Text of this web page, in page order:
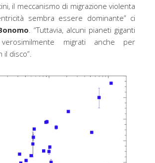
il meccanismo di migrazione violenta
sembra essere dominante” ci
. “Tuttavia, alcuni pianeti giganti
migrati anche per
il disco”.